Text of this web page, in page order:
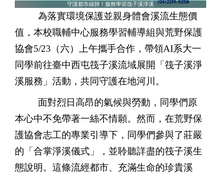
守護都市綠肺！服務學習筏子溪淨溪
為落實環境保護並親身體會溪流生態價
值，本校職輔中心服務學習輔導組與荒野保護
協會5/23（六）上午攜手合作，帶領AI系大一
同學前往臺中西屯筏子溪流域展開「筏子溪淨
溪服務」活動，共同守護在地河川。
面對烈日高昂的氣候與勞動，同學們原
本心中不免帶著一絲不情願。然而，在荒野保
護協會志工的專業引導下，同學們參與了莊嚴
的「合掌淨溪儀式」，並聆聽詳盡的筏子溪生
態說明。這條流經都市、充滿生命的珍貴溪